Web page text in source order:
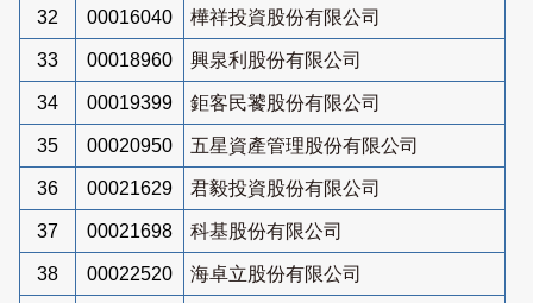
32 00016040 樺祥投資股份有限公司
33 00018960 興泉利股份有限公司
34 00019399 鉅客民饕股份有限公司
35 00020950 五星資產管理股份有限公司
36 00021629 君毅投資股份有限公司
37 00021698 科基股份有限公司
38 00022520 海卓立股份有限公司